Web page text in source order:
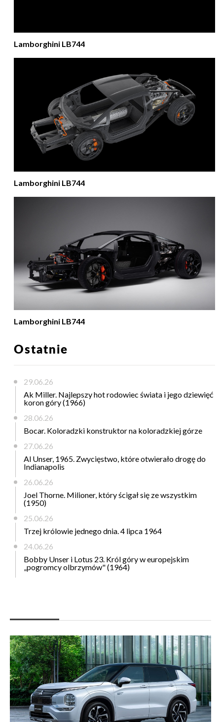
Lamborghini LB744
Lamborghini LB744
Lamborghini LB744
Ostatnie
29.06.26
Ak Miller. Najlepszy hot rodowiec świata i jego dziewięć
koron góry (1966)
28.06.26
Bocar. Koloradzki konstruktor na koloradzkiej górze
27.06.26
Al Unser, 1965. Zwycięstwo, które otwierało drogę do
Indianapolis
26.06.26
Joel Thorne. Milioner, który ścigał się ze wszystkim
(1950)
25.06.26
Trzej królowie jednego dnia. 4 lipca 1964
24.06.26
Bobby Unser i Lotus 23. Król góry w europejskim
„pogromcy olbrzymów" (1964)